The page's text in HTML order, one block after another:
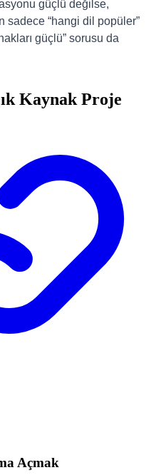
güçlü değilse,
sadece “hangi dil popüler”
güçlü” sorusu da
Kaynak Proje
Açmak